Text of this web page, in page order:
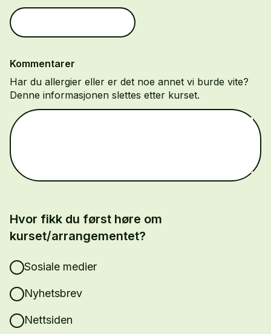
Kommentarer
Har du allergier eller er det noe annet vi burde vite?
Denne informasjonen slettes etter kurset.
Hvor fikk du først høre om
kurset/arrangementet?
Sosiale medier
Nyhetsbrev
Nettsiden